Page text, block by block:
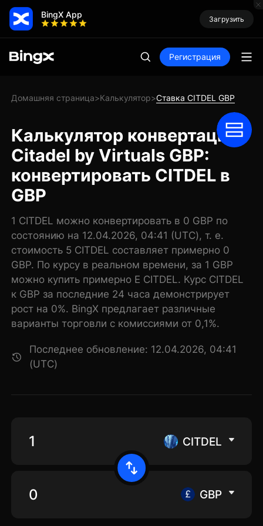
BingX App Загрузить
Регистрация
Домашняя страница>Калькулятор>Ставка CITDEL GBP
Калькулятор конвертации
Citadel by Virtuals GBP:
конвертировать CITDEL в
GBP
1 CITDEL можно конвертировать в 0 GBP по
состоянию на 12.04.2026, 04:41 (UTC), т. е.
стоимость 5 CITDEL составляет примерно 0
GBP. По курсу в реальном времени, за 1 GBP
можно купить примерно E CITDEL. Курс CITDEL
к GBP за последние 24 часа демонстрирует
рост на 0%. BingX предлагает различные
варианты торговли с комиссиями от 0,1%.
Последнее обновление: 12.04.2026, 04:41
(UTC)
CITDEL
GBP